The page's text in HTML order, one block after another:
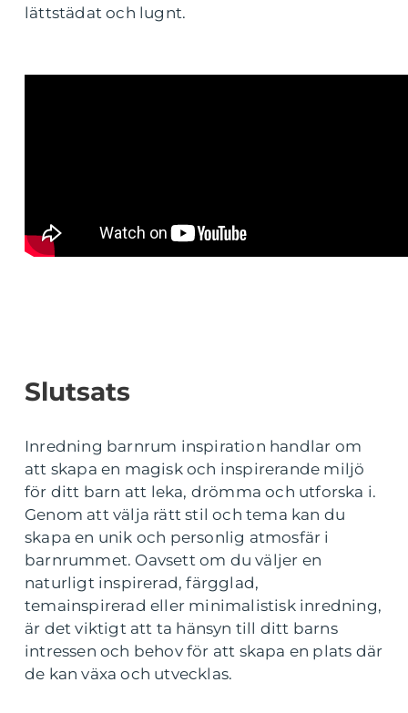
lättstädat och lugnt.
Slutsats
Inredning barnrum inspiration handlar om
att skapa en magisk och inspirerande miljö
för ditt barn att leka, drömma och utforska i.
Genom att välja rätt stil och tema kan du
skapa en unik och personlig atmosfär i
barnrummet. Oavsett om du väljer en
naturligt inspirerad, färgglad,
temainspirerad eller minimalistisk inredning,
är det viktigt att ta hänsyn till ditt barns
intressen och behov för att skapa en plats där
de kan växa och utvecklas.